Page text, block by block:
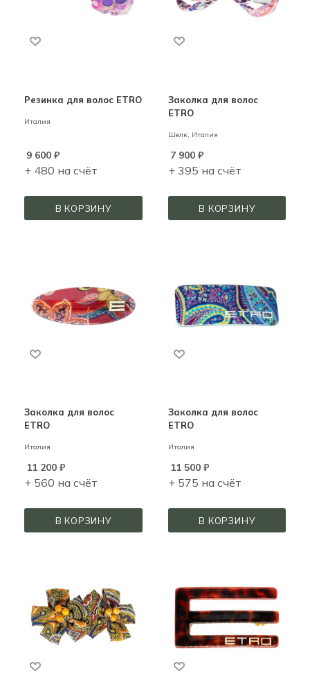
Резинка для волос ETRO
Италия
9 600 ₽
+ 480 на счёт
В КОРЗИНУ
Заколка для волос
ETRO
Шелк, Италия
7 900₽
+ 395 на счёт
В КОРЗИНУ
Заколка для волос
ETRO
Италия
11 200 ₽
+ 560 на счёт
В КОРЗИНУ
Заколка для волос
ETRO
Италия
11 500₽
+ 575 на счёт
В КОРЗИНУ